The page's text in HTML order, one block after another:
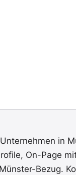
in
On-Page
Bezug.